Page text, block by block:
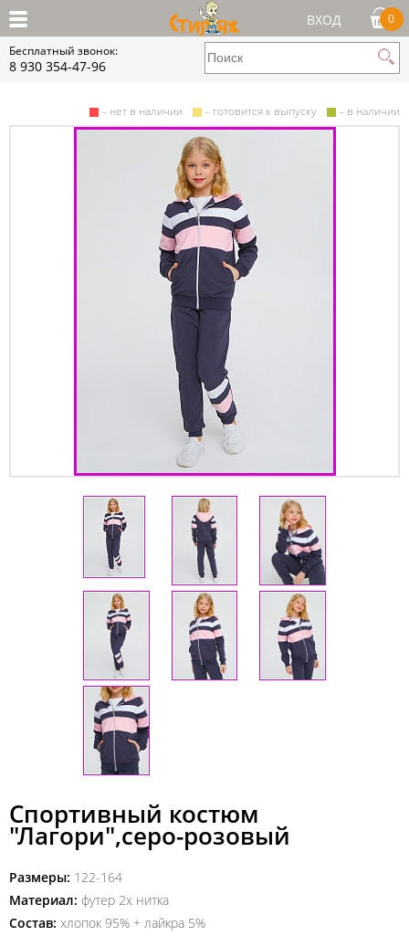
ВХОД 0
Бесплатный звонок:
8 930 354-47-96
– нет в наличии – готовится к выпуску – в наличии
Спортивный костюм
"Лагори",серо-розовый
Размеры: 122-164
Материал: футер 2х нитка
Состав: хлопок 95% + лайкра 5%